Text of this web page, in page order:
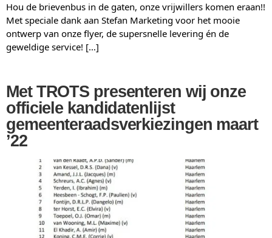
Hou de brievenbus in de gaten, onze vrijwillers komen eraan!!
Met speciale dank aan Stefan Marketing voor het mooie
ontwerp van onze flyer, de supersnelle levering én de
geweldige service! […]
Met TROTS presenteren wij onze
officiele kandidatenlijst
gemeenteraadsverkiezingen maart
’22